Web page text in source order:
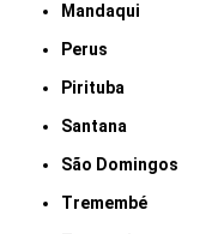
Mandaqui
Perus
Pirituba
Santana
São Domingos
Tremembé